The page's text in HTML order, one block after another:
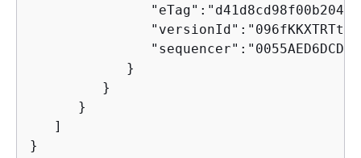
            }
         }
      }
   ]